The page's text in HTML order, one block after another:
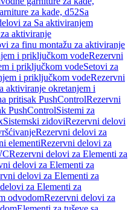
za kade, d52Sa
za Sa aktiviranjem
aktiviranje
za finu montažu za aktiviranje
i priključkom vodeRezervni
i priključkom vodeSetovi za
i priključkom vodeRezervni
aktiviranje okretanjem i
pritisak PushControlRezervni
PushControlSistemi za
Sistemski zidoviRezervni delovi
Rezervni delovi za
elementiRezervni delovi za
Rezervni delovi za Elementi za
delovi za Elementi za
delovi za Elementi za
za Elementi za
odvodomRezervni delovi za